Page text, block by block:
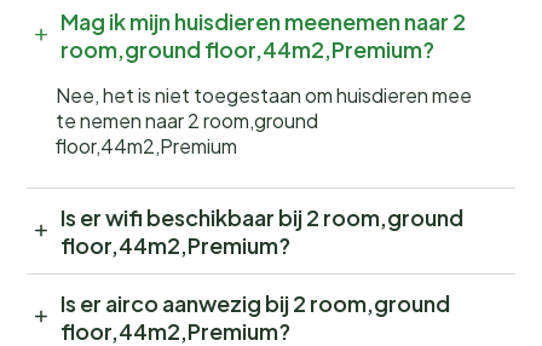
Mag ik mijn huisdieren meenemen naar 2
room,ground floor,44m2,Premium?
Nee, het is niet toegestaan om huisdieren mee
te nemen naar 2 room,ground
floor,44m2,Premium
Is er wifi beschikbaar bij 2 room,ground
floor,44m2,Premium?
Is er airco aanwezig bij 2 room,ground
floor,44m2,Premium?